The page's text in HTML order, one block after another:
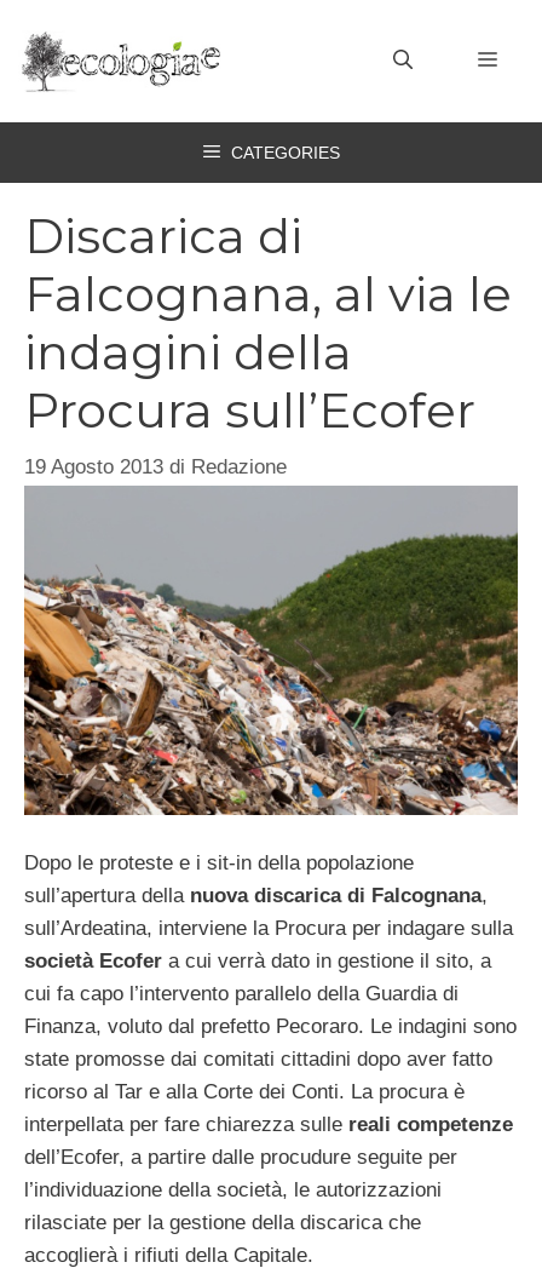
contenuto
CATEGORIES
Discarica di
Falcognana, al via le
indagini della
Procura sull’Ecofer
19 Agosto 2013 di Redazione
Dopo le proteste e i sit-in della popolazione
sull’apertura della nuova discarica di Falcognana,
sull’Ardeatina, interviene la Procura per indagare sulla
società Ecofer a cui verrà dato in gestione il sito, a
cui fa capo l’intervento parallelo della Guardia di
Finanza, voluto dal prefetto Pecoraro. Le indagini sono
state promosse dai comitati cittadini dopo aver fatto
ricorso al Tar e alla Corte dei Conti. La procura è
interpellata per fare chiarezza sulle reali competenze
dell’Ecofer, a partire dalle procudure seguite per
l’individuazione della società, le autorizzazioni
rilasciate per la gestione della discarica che
accoglierà i rifiuti della Capitale.